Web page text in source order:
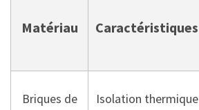
Matériau Caractéristiques
Briques de
Isolation thermique